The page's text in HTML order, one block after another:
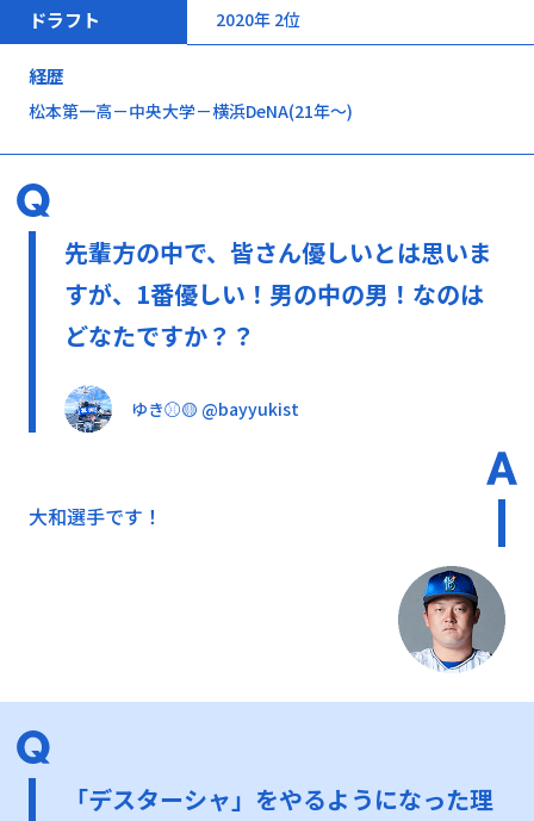
ドラフト 2020年 2位
経歴
松本第一高－中央大学－横浜DeNA(21年～)
先輩方の中で、皆さん優しいとは思いま
すが、1番優しい！男の中の男！なのは
どなたですか？？
ゆき⚾🟡 @bayyukist
大和選手です！
「デスターシャ」をやるようになった理